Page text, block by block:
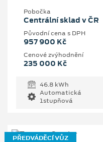
Pobočka
Centrální sklad v ČR
Původní cena s DPH
957 900 Kč
Cenové zvýhodnění
235 000 Kč
46.8 kWh
Automatická
1stupňová
PŘEDVÁDĚCÍ VŮZ